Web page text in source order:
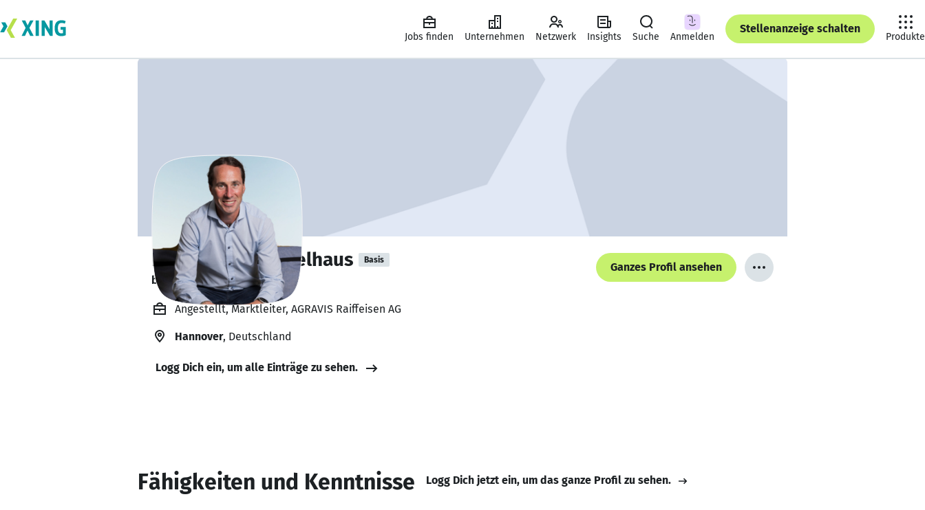
Jobs finden Unternehmen Netzwerk Insights Suche Anmelden
Stellenanzeige schalten
Produkte
Berndt von Wichelhaus Basis
bildet sich zurzeit weiter. 🎓
Ganzes Profil ansehen
Angestellt, Marktleiter, AGRAVIS Raiffeisen AG
Hannover, Deutschland
Logg Dich ein, um alle Einträge zu sehen.
Fähigkeiten und Kenntnisse Logg Dich jetzt ein, um das ganze Profil zu sehen.